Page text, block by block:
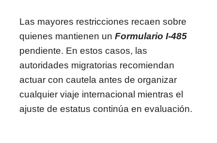
Las mayores restricciones recaen sobre
quienes mantienen un Formulario I-485
pendiente. En estos casos, las
autoridades migratorias recomiendan
actuar con cautela antes de organizar
cualquier viaje internacional mientras el
ajuste de estatus continúa en evaluación.